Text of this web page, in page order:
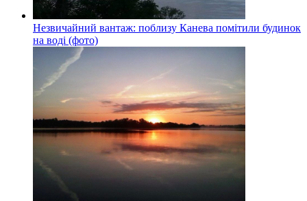
Незвичайний вантаж: поблизу Канева помітили будинок
на воді (фото)